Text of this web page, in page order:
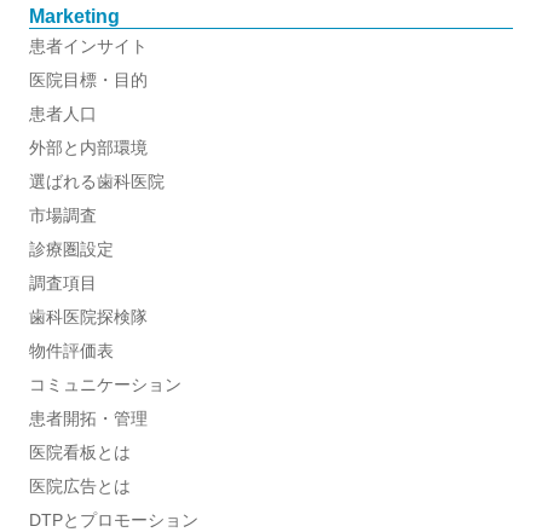
Marketing
患者インサイト
医院目標・目的
患者人口
外部と内部環境
選ばれる歯科医院
市場調査
診療圏設定
調査項目
歯科医院探検隊
物件評価表
コミュニケーション
患者開拓・管理
医院看板とは
医院広告とは
DTPとプロモーション